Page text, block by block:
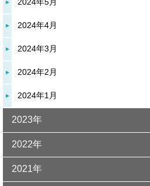
2024年4月
2024年3月
2024年2月
2024年1月
2023年
2022年
2021年